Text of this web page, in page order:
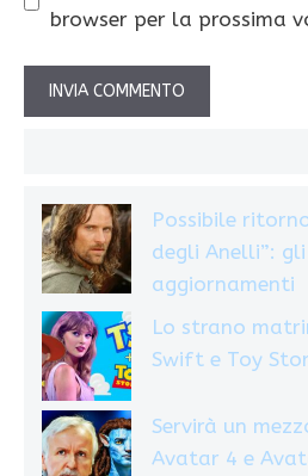
browser per la prossima
Possibile
degli Anelli”:
aggiornamenti
Lo strano
Swift e Toy
Servirà un
Avatar 4 e